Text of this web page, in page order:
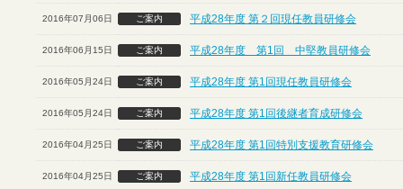
2016年07月06日 ご案内 平成28年度 第２回現任教員研修会
2016年06月15日 ご案内 平成28年度 第1回 中堅教員研修会
2016年05月24日 ご案内 平成28年度 第1回現任教員研修会
2016年05月24日 ご案内 平成28年度 第1回後継者育成研修会
2016年04月25日 ご案内 平成28年度 第1回特別支援教育研修会
2016年04月25日 ご案内 平成28年度 第1回新任教員研修会